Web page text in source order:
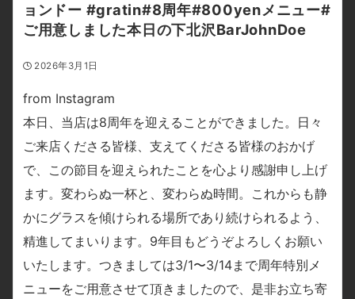
ョンドー #gratin#8周年#800yenメニュー#
ご用意しました本日の下北沢BarJohnDoe
2026年3月1日
from Instagram
本日、当店は8周年を迎えることができました。日々
ご来店くださる皆様、支えてくださる皆様のおかげ
で、この節目を迎えられたことを心より感謝申し上げ
ます。変わらぬ一杯と、変わらぬ時間。これからも静
かにグラスを傾けられる場所であり続けられるよう、
精進してまいります。9年目もどうぞよろしくお願い
いたします。つきましては3/1〜3/14まで周年特別メ
ニューをご用意させて頂きましたので、是非お立ち寄